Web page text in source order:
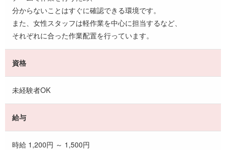
分からないことはすぐに確認できる環境です。
また、女性スタッフは軽作業を中心に担当するなど、
それぞれに合った作業配置を行っています。
資格
未経験者OK
給与
時給 1,200円 ～ 1,500円